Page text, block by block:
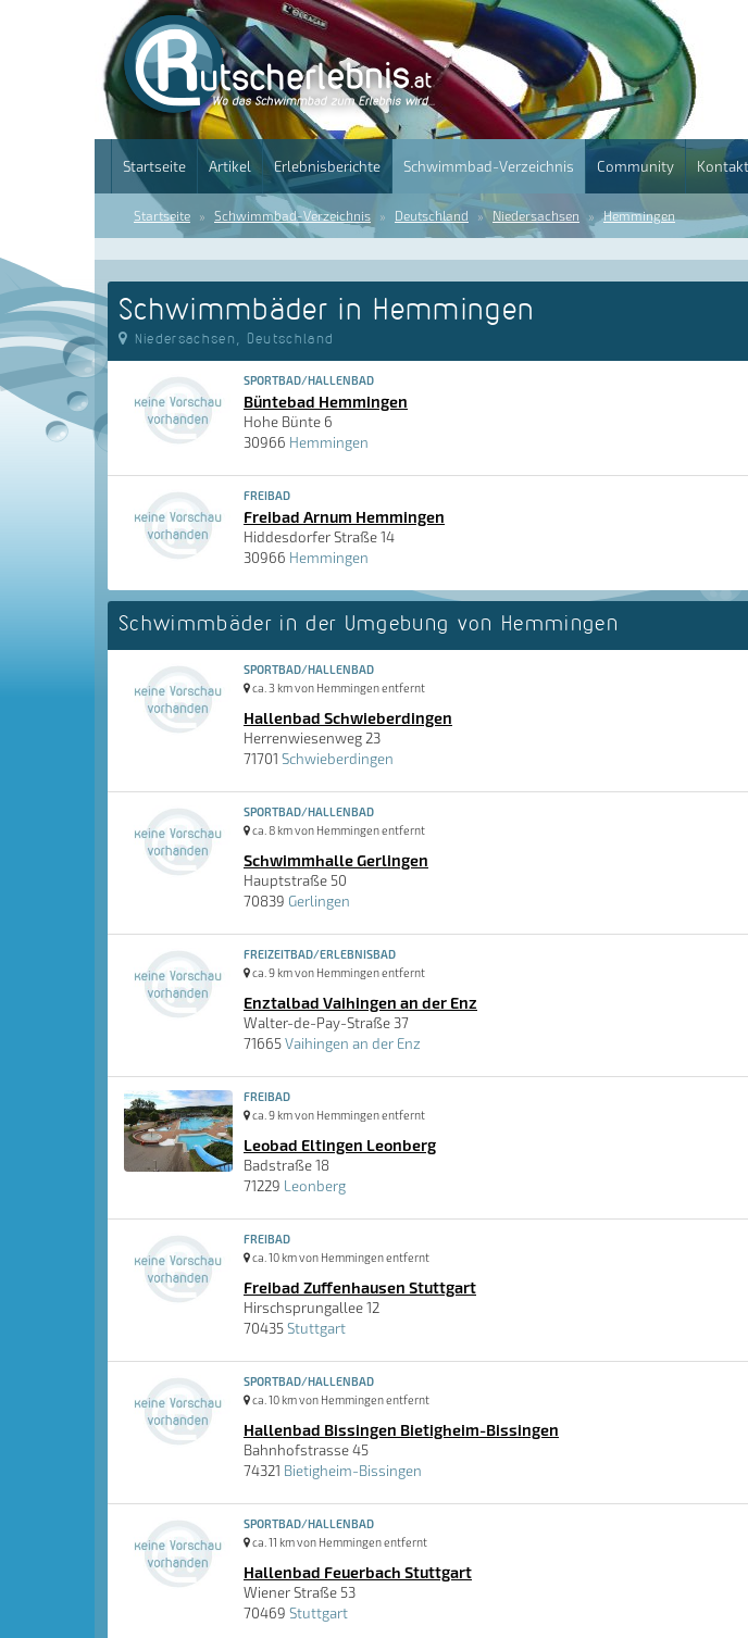
Startseite Artikel Erlebnisberichte Schwimmbad-Verzeichnis Community Kontakt
Startseite Schwimmbad-Verzeichnis Deutschland Niedersachsen Hemmingen
Schwimmbäder in Hemmingen
Niedersachsen, Deutschland
SPORTBAD/HALLENBAD
Büntebad Hemmingen
Hohe Bünte 6
30966 Hemmingen
FREIBAD
Freibad Arnum Hemmingen
Hiddesdorfer Straße 14
30966 Hemmingen
Schwimmbäder in der Umgebung von Hemmingen
SPORTBAD/HALLENBAD
ca. 3 km von Hemmingen entfernt
Hallenbad Schwieberdingen
Herrenwiesenweg 23
71701 Schwieberdingen
SPORTBAD/HALLENBAD
ca. 8 km von Hemmingen entfernt
Schwimmhalle Gerlingen
Hauptstraße 50
70839 Gerlingen
FREIZEITBAD/ERLEBNISBAD
ca. 9 km von Hemmingen entfernt
Enztalbad Vaihingen an der Enz
Walter-de-Pay-Straße 37
71665Vaihingen an der Enz
FREIBAD
ca. 9 km von Hemmingen entfernt
Leobad Eltingen Leonberg
Badstraße 18
71229 Leonberg
FREIBAD
ca. 10 km von Hemmingen entfernt
Freibad Zuffenhausen Stuttgart
Hirschsprungallee 12
70435Stuttgart
SPORTBAD/HALLENBAD
ca. 10 km von Hemmingen entfernt
Hallenbad Bissingen Bietigheim-Bissingen
Bahnhofstrasse 45
74321 Bietigheim-Bissingen
SPORTBAD/HALLENBAD
ca. 11 km von Hemmingen entfernt
Hallenbad Feuerbach Stuttgart
Wiener Straße 53
70469 Stuttgart